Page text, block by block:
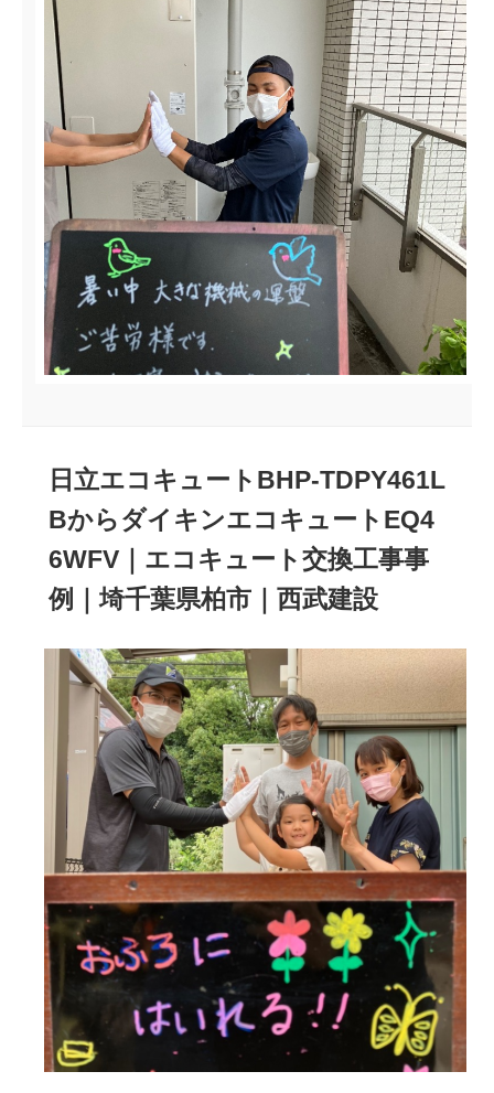
日立エコキュートBHP-TDPY461L
BからダイキンエコキュートEQ4
6WFV｜エコキュート交換工事事
例｜埼千葉県柏市｜西武建設